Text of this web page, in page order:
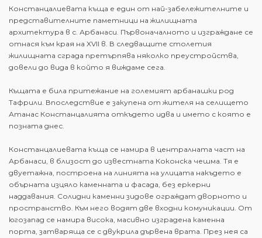
Констанцалиевата къща е един от най-забележителните и
представителните паметници на жилищната
архитектура в с. Арбанаси. Първоначалното и изграждане се
отнася към края на XVII в. В следващите столетия
жилищната сграда претърпява няколко преустройства,
довели до вида в който я виждаме сега.
Къщата е била притежание на големият арбанашки род
Тафрили. Впоследствие е закупена от жителя на селището
Атанас Констанцалията откъдето идва и името с която е
позната днес.
Констанцалиевата къща се намира в централната част на
Арбанаси, в близост до известната Коконска чешма. Тя е
двуетажна, построена на линията на улицата накъдето е
обърната изцяло каменната и фасада, без еркерни
наддавания. Солидни каменни зидове ограждат дворното и
пространство. Към него водят две входни комуникации. От
югозапад се намира висока, масивно изградена каменна
порта, затваряща се с двукрила дървена врата. През нея са